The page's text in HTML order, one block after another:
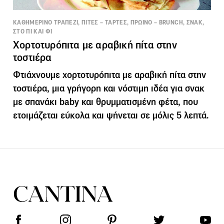
ΚΑΘΗΜΕΡΙΝΟ ΤΡΑΠΕΖΙ, ΠΙΤΕΣ – ΤΑΡΤΕΣ, ΠΡΩΙΝΟ – BRUNCH, ΣΝΑΚ,
ΣΤΟ ΠΙ ΚΑΙ ΦΙ
Χορτοτυρόπιτα με αραβική πίτα στην
τοστιέρα
Φτιάχνουμε χορτοτυρόπιτα με αραβική πίτα στην
τοστιέρα, μια γρήγορη και νόστιμη ιδέα για σνακ
με σπανάκι baby και θρυμματισμένη φέτα, που
ετοιμάζεται εύκολα και ψήνεται σε μόλις 5 λεπτά.